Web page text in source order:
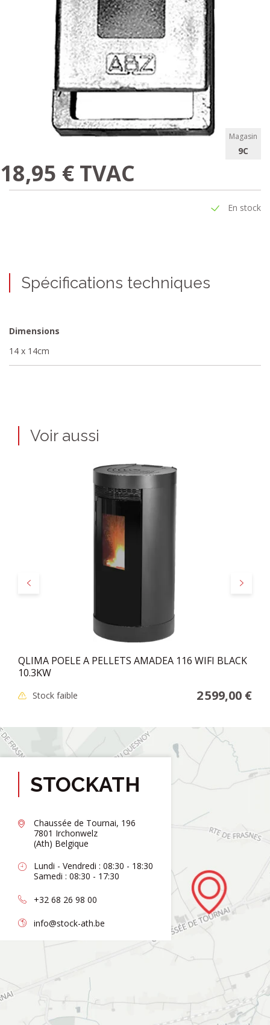
Magasin
9C
18,95 € TVAC
En stock
Spécifications techniques
Dimensions
14 x 14cm
Voir aussi
Précédent Suivant
QLIMA POELE A PELLETS AMADEA 116 WIFI BLACK
10.3KW
Stock faible 2 599,00 €
STOCKATH
Chaussée de Tournai, 196
7801 Irchonwelz
(Ath) Belgique
Lundi - Vendredi : 08:30 - 18:30
Samedi : 08:30 - 17:30
+32 68 26 98 00
info@stock-ath.be